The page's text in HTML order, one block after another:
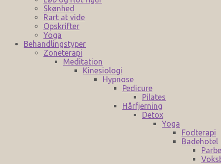
Skønhed
Rart at vide
Opskrifter
Yoga
Behandlingstyper
Zoneterapi
Meditation
Kinesiologi
Hypnose
Pedicure
Pilates
Hårfjerning
Detox
Yoga
Fodterapi
Badehotel